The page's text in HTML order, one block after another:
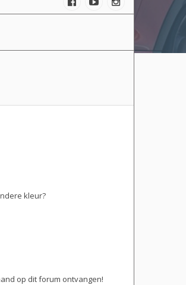
kleur?
op dit forum ontvangen!